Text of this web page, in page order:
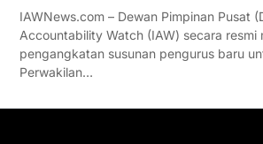
IAWNews.com – Dewan Pimpinan Pusat
Accountability Watch (IAW) secara resmi
pengangkatan susunan pengurus baru
Perwakilan…